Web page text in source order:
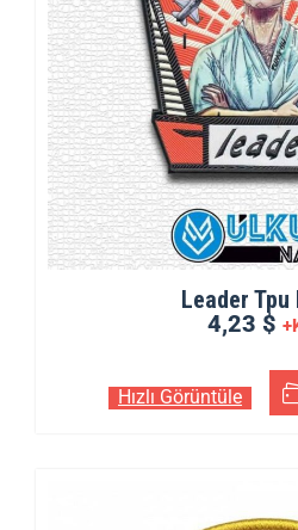
Leader
4,23 $
Hızlı Görüntüle